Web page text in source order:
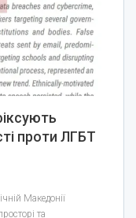
проти ЛГБТ
Македонії
та